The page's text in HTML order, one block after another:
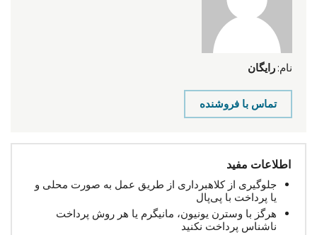
نام: رایگان
تماس با فروشنده
اطلاعات مفید
جلوگیری از کلاهبرداری از طریق عمل به صورت محلی و
یا پرداخت با پی‌پال
هرگز با وسترن یونیون، مانیگرم یا هر روش پرداخت
ناشناس پرداخت نکنید